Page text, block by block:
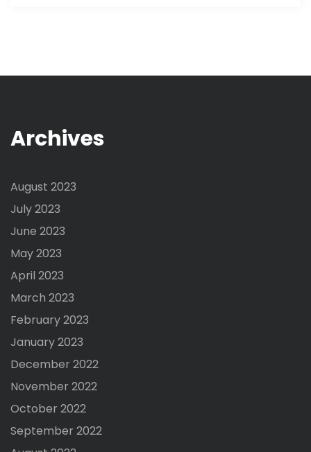
Archives
August 2023
July 2023
June 2023
May 2023
April 2023
March 2023
February 2023
January 2023
December 2022
November 2022
October 2022
September 2022